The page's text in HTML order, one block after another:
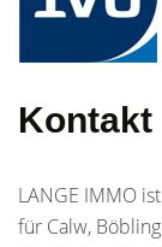
Kontakt
LANGE IMMO
für Calw,